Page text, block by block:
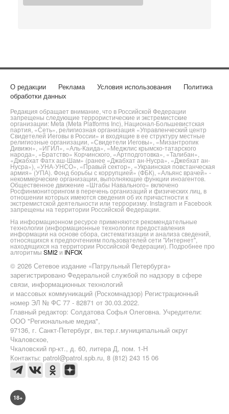
О редакции Реклама Условия использования
Политика
обработки данных
Редакция обращает внимание, что в Российской Федерации
запрещены следующие террористические и экстремистские
организации: Meta (Meta Platforms Inc), Национал-Большевистская
партия, «Сеть», религиозная организация «Управленческий центр
Свидетелей Иеговы в России» и входящие в ее структуру местные
религиозные организации, «Свидетели Иеговы», «Мизантропик
Дивижн», «ИГИЛ», «Аль-Каида», «Меджлис крымско-татарского
народа», «Братство» Корчинского, «Артподготовка», «Талибан»,
«Джабхат Фатх аш-Шам» (ранее «Джабхат ан-Нусра», «Джебхат ан-
Нусра»), «УНА-УНСО», «Правый сектор», «Украинская повстанческая
армия» (УПА). Фонд борьбы с коррупцией» (ФБК), «Альянс врачей» -
некоммерческие организации, выполняющие функции иноагентов.
Общественное движение «Штабы Навального» включено
Росфинмониторингом в перечень организаций и физических лиц, в
отношении которых имеются сведения об их причастности к
экстремистской деятельности или терроризму. Instagram и Facebook
запрещены на территории Российской Федерации.
На информационном ресурсе применяются рекомендательные
технологии (информационные технологии предоставления
информации на основе сбора, систематизации и анализа сведений,
относящихся к предпочтениям пользователей сети "Интернет",
находящихся на территории Российской Федерации). Подробнее про
алгоритмы SMI2 и INFOX
© 2026 Сетевое издание «Патрульный Петербурга»
зарегистрировано Федеральной службой по надзору в сфере
связи, информационных технологий
и массовых коммуникаций (Роскомнадзор) Регистрационный
номер ЭЛ № ФС 77 - 82871 от 30.03.2022.
Главный редактор: Солдатова Софья Олеговна. Учредители:
ООО "Региональные медиа",
97136, г. Санкт-Петербург, вн.тер.г.муниципальный округ
Чкаловское,
Чкаловский пр-кт., д. 60, литера Д, пом. 1-Н
Контакты: patrol@patrol.spb.ru, 8 (812) 243 15 06
18+